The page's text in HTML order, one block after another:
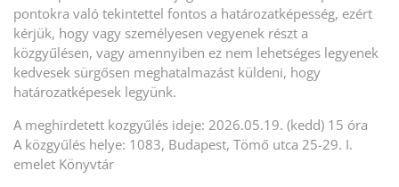
pontokra való tekintettel fontos a határozatképesség, ezért
kérjük, hogy vagy személyesen vegyenek részt a
közgyűlésen, vagy amennyiben ez nem lehetséges legyenek
kedvesek sürgősen meghatalmazást küldeni, hogy
határozatképesek legyünk.
A meghirdetett kozgyűlés ideje: 2026.05.19. (kedd) 15 óra
A közgyűlés helye: 1083, Budapest, Tömő utca 25-29. I.
emelet Könyvtár